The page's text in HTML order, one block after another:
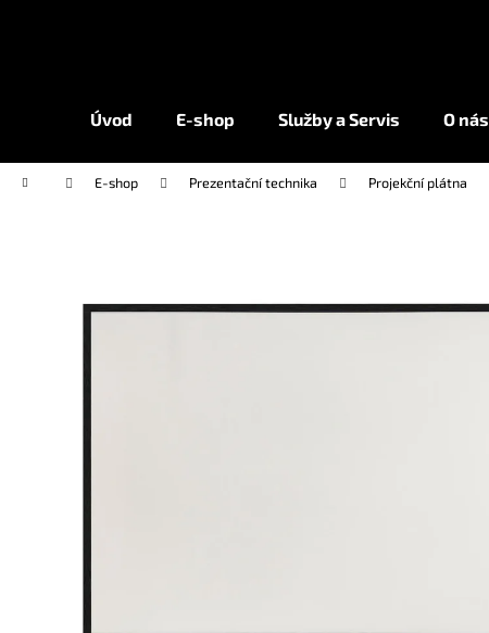
Úvod E-shop Služby a Servis O nás
Domů E-shop Prezentační technika Projekční plátna
obchodu
obchodu